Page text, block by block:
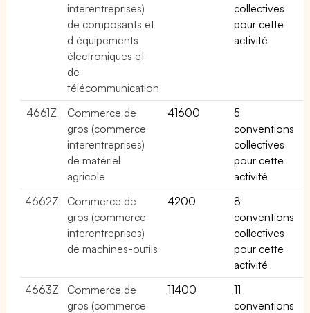
interentreprises)
de composants et
d équipements
électroniques et
de
télécommunication
collectives
pour cette
activité
4661Z
Commerce de
gros (commerce
interentreprises)
de matériel
agricole
41600
5
conventions
collectives
pour cette
activité
4662Z
Commerce de
gros (commerce
interentreprises)
de machines-outils
4200
8
conventions
collectives
pour cette
activité
4663Z
Commerce de
gros (commerce
11400
11
conventions